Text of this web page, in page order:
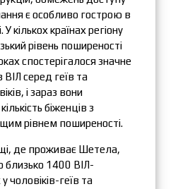
є особливо гострою в
кількох країнах регіону
рівень поширеності
спостерігалося значне
ВІЛ серед геїв та
і зараз вони
біженців з
рівнем поширеності.
де проживає Шетела,
близько 1400 ВІЛ-
чоловіків-геїв та